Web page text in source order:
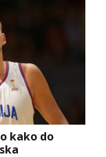
kako do